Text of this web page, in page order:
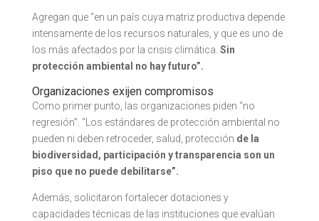
Agregan que “en un país cuya matriz productiva depende
intensamente de los recursos naturales, y que es uno de
los más afectados por la crisis climática. Sin
protección ambiental no hay futuro”.
Organizaciones exijen compromisos
Como primer punto, las organizaciones piden “no
regresión”. “Los estándares de protección ambiental no
pueden ni deben retroceder, salud, protección de la
biodiversidad, participación y transparencia son un
piso que no puede debilitarse”.
Además, solicitaron fortalecer dotaciones y
capacidades técnicas de las instituciones que evalúan